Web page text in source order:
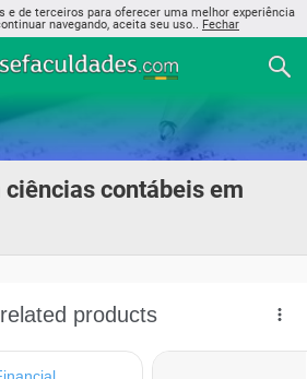
e de terceiros para oferecer uma melhor experiência
navegando, aceita seu uso.. Fechar
ciências contábeis em